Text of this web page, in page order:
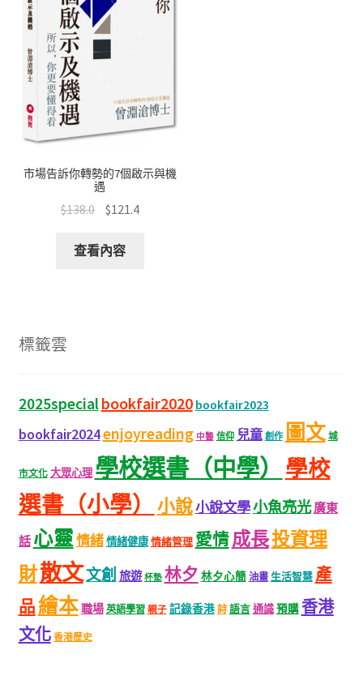
市場告訴你轉勢的7個啟示與機
遇
$138.0 $121.4
查看內容
標籤雲
2025specialbookfair2020 bookfair2023
bookfair2024enjoyreading 中醫 信仰 兒童 創作 圖文 城
市文化 大眾心理 學校選書（中學）
學校
選書（小學）
小說小說文學小魚亮光廣東
話 心靈情緒情緒健康情緒管理 愛情成長投資理
財散文文創 旅遊 杯墊 林夕 林夕心簡 油畫 生活智慧 產
品繪本職場 英語學習 親子 記錄香港 詩 語言通識預購香港
文化 香港歷史